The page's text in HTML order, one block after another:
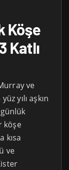
Köşe
Katlı
ve
yılı aşkın
köşe
kısa
ve